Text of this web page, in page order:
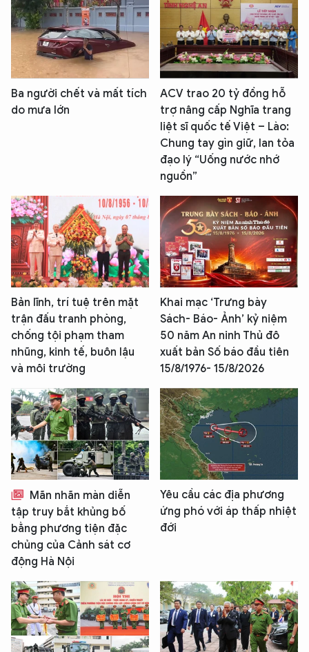
Ba người chết và mất tích
do mưa lớn
ACV trao 20 tỷ đồng hỗ
trợ nâng cấp Nghĩa trang
liệt sĩ quốc tế Việt – Lào:
Chung tay gìn giữ, lan tỏa
đạo lý “Uống nước nhớ
nguồn”
Bản lĩnh, trí tuệ trên mặt
trận đấu tranh phòng,
chống tội phạm tham
nhũng, kinh tế, buôn lậu
và môi trường
Khai mạc ‘Trưng bày
Sách- Báo- Ảnh’ kỷ niệm
50 năm An ninh Thủ đô
xuất bản Số báo đầu tiên
15/8/1976- 15/8/2026
Mãn nhãn màn diễn
tập truy bắt khủng bố
bằng phương tiện đặc
chủng của Cảnh sát cơ
động Hà Nội
Yêu cầu các địa phương
ứng phó với áp thấp nhiệt
đới
XIN CHÀO,
TÔI LÀ CHATBOT CỦA
Hãy hỏi tôi bất kỳ điều gì bạn cần biết về
An Ninh Thủ Đô nhé. Tôi sẵn sàng hỗ trợ!